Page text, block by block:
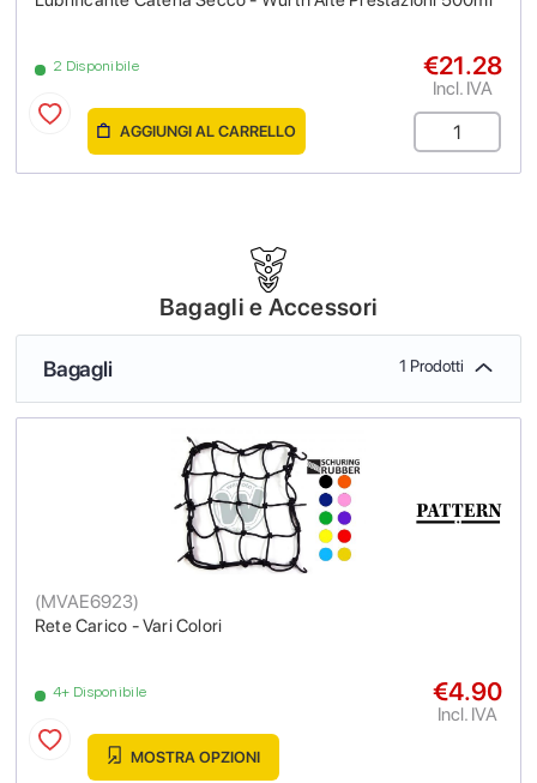
2 Disponibile €21.28
Incl. IVA
AGGIUNGI AL CARRELLO
Bagagli e Accessori
Bagagli 1 Prodotti
Rete Carico - Vari Colori
(MVAE6923)
4+ Disponibile €4.90
Incl. IVA
MOSTRA OPZIONI